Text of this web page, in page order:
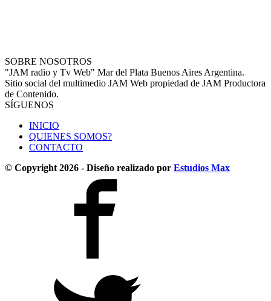
SOBRE NOSOTROS
"JAM radio y Tv Web" Mar del Plata Buenos Aires Argentina.
Sitio social del multimedio JAM Web propiedad de JAM Productora
de Contenido.
SÍGUENOS
INICIO
QUIENES SOMOS?
CONTACTO
© Copyright 2026 - Diseño realizado por Estudios Max